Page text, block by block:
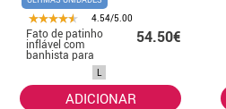
4.54/5.00
Fato de patinho
inflável com
banhista para
54.50€
L
ADICIONAR